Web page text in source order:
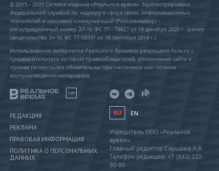
© 2015 - 2026 Сетевое издание «Реальное время» Зарегистрировано
Федеральной службой по надзору в сфере связи, информационных
технологий и массовых коммуникаций (Роскомнадзор) –
регистрационный номер ЭЛ № ФС 77 - 79627 от 18 декабря 2020 г. (ранее
свидетельство Эл № ФС 77-59331 от 18 сентября 2014 г.)
Использование материалов Реального Времени разрешено только с
предварительного согласия правообладателей, упоминание сайта и
прямая гиперссылка обязательны при частичном или полном
воспроизведении материалов.
18+
РЕДАКЦИЯ
РЕКЛАМА
ПРАВОВАЯ ИНФОРМАЦИЯ
ПОЛИТИКА О ПЕРСОНАЛЬНЫХ
ДАННЫХ
RU EN
Учредитель ООО «Реальное
время»
Главный редактор Саушина А.А.
Телефон редакции: +7 (843) 222-
90-80